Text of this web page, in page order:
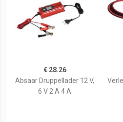
€ 28.26
Absaar Druppellader 12 V,
6 V 2 A 4 A